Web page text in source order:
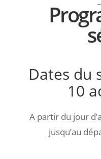
Dates du
10
A partir du jour
jusqu’au